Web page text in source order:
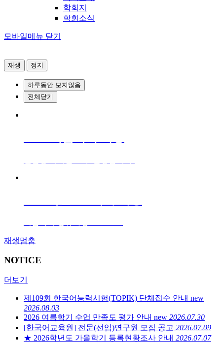
학회지
학회소식
모바일메뉴 닫기
재생 정지
하루동안 보지않음
전체닫기
재생멈춤
NOTICE
더보기
제109회 한국어능력시험(TOPIK) 단체접수 안내 new
2026.08.03
2026 여름학기 수업 만족도 평가 안내 new 2026.07.30
[한국어교육원] 전문(선임)연구원 모집 공고 2026.07.09
★ 2026학년도 가을학기 등록현황조사 안내 2026.07.07